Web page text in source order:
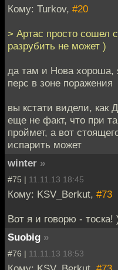
Кому: Turkov, #20
> Артас просто сошел
разрубить не может )
да там и Нова хороша,
перс в зоне поражения
вы кстати видели, как
еще не факт, что при
проймет, а вот
испарить может
winter »
#75 | 11.11.13 18:45
Кому: KSV_Berkut, #73
Вот я и говорю - тоска!
Suobig »
#76 | 11.11.13 18:53